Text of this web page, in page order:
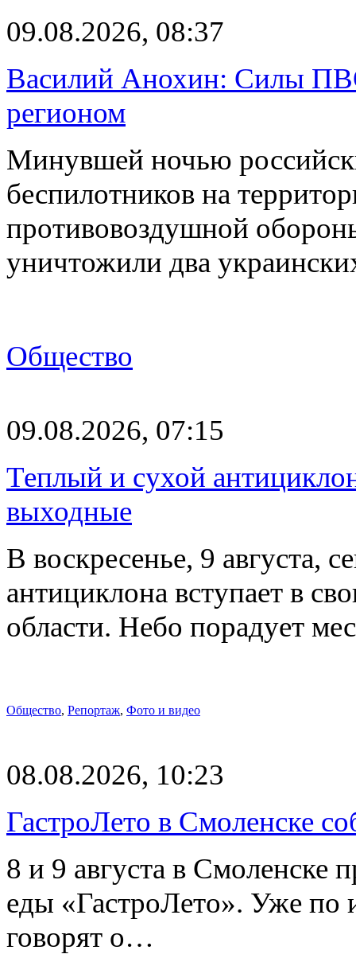
09.08.2026, 08:37
Василий Анохин: Силы
регионом
Минувшей ночью
беспилотников на
противовоздушной
уничтожили два
Общество
09.08.2026, 07:15
Теплый и сухой
выходные
В воскресенье, 9 августа,
антициклона вступает в
области. Небо порадует
Общество, Репортаж, Фото и видео
08.08.2026, 10:23
ГастроЛето в Смоленске
8 и 9 августа в Смоленске
еды «ГастроЛето». Уже по
говорят о…